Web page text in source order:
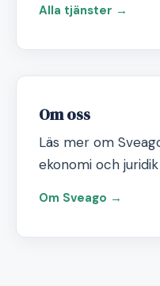
Alla tjänster →
Om oss
Läs mer om
ekonomi och
Om Sveago →